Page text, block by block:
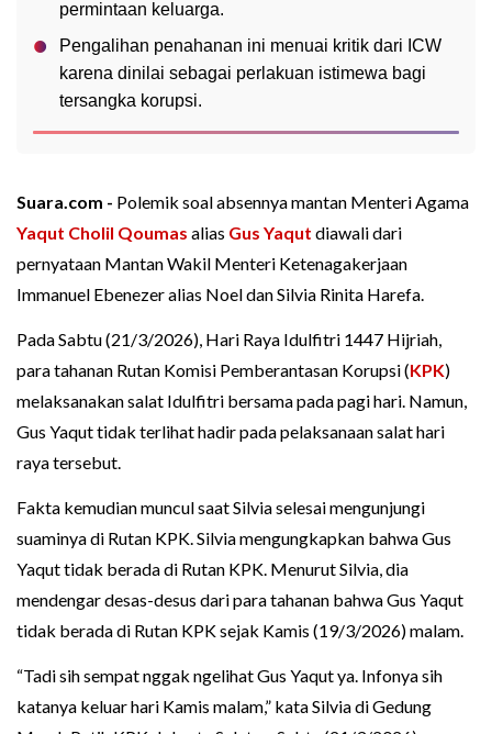
permintaan keluarga.
Pengalihan penahanan ini menuai kritik dari ICW
karena dinilai sebagai perlakuan istimewa bagi
tersangka korupsi.
Suara.com - Polemik soal absennya mantan Menteri Agama
Yaqut Cholil Qoumas alias Gus Yaqut diawali dari
pernyataan Mantan Wakil Menteri Ketenagakerjaan
Immanuel Ebenezer alias Noel dan Silvia Rinita Harefa.
Pada Sabtu (21/3/2026), Hari Raya Idulfitri 1447 Hijriah,
para tahanan Rutan Komisi Pemberantasan Korupsi (KPK)
melaksanakan salat Idulfitri bersama pada pagi hari. Namun,
Gus Yaqut tidak terlihat hadir pada pelaksanaan salat hari
raya tersebut.
Fakta kemudian muncul saat Silvia selesai mengunjungi
suaminya di Rutan KPK. Silvia mengungkapkan bahwa Gus
Yaqut tidak berada di Rutan KPK. Menurut Silvia, dia
mendengar desas-desus dari para tahanan bahwa Gus Yaqut
tidak berada di Rutan KPK sejak Kamis (19/3/2026) malam.
“Tadi sih sempat nggak ngelihat Gus Yaqut ya. Infonya sih
katanya keluar hari Kamis malam,” kata Silvia di Gedung